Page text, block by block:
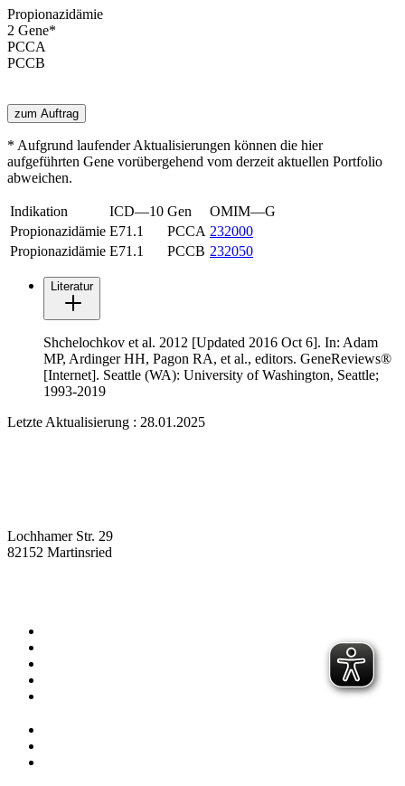
Propionazidämie
2 Gene*
PCCA
PCCB
zum Auftrag
* Aufgrund laufender Aktualisierungen können die hier
aufgeführten Gene vorübergehend vom derzeit aktuellen Portfolio
abweichen.
Indikation ICD—10 Gen
OMIM—G
Propionazidämie E71.1 PCCA 232000
Propionazidämie E71.1 PCCB 232050
Literatur
Shchelochkov et al. 2012 [Updated 2016 Oct 6]. In: Adam
MP, Ardinger HH, Pagon RA, et al., editors. GeneReviews®
[Internet]. Seattle (WA): University of Washington, Seattle;
1993-2019
Letzte Aktualisierung : 28.01.2025
Lochhamer Str. 29
82152 Martinsried